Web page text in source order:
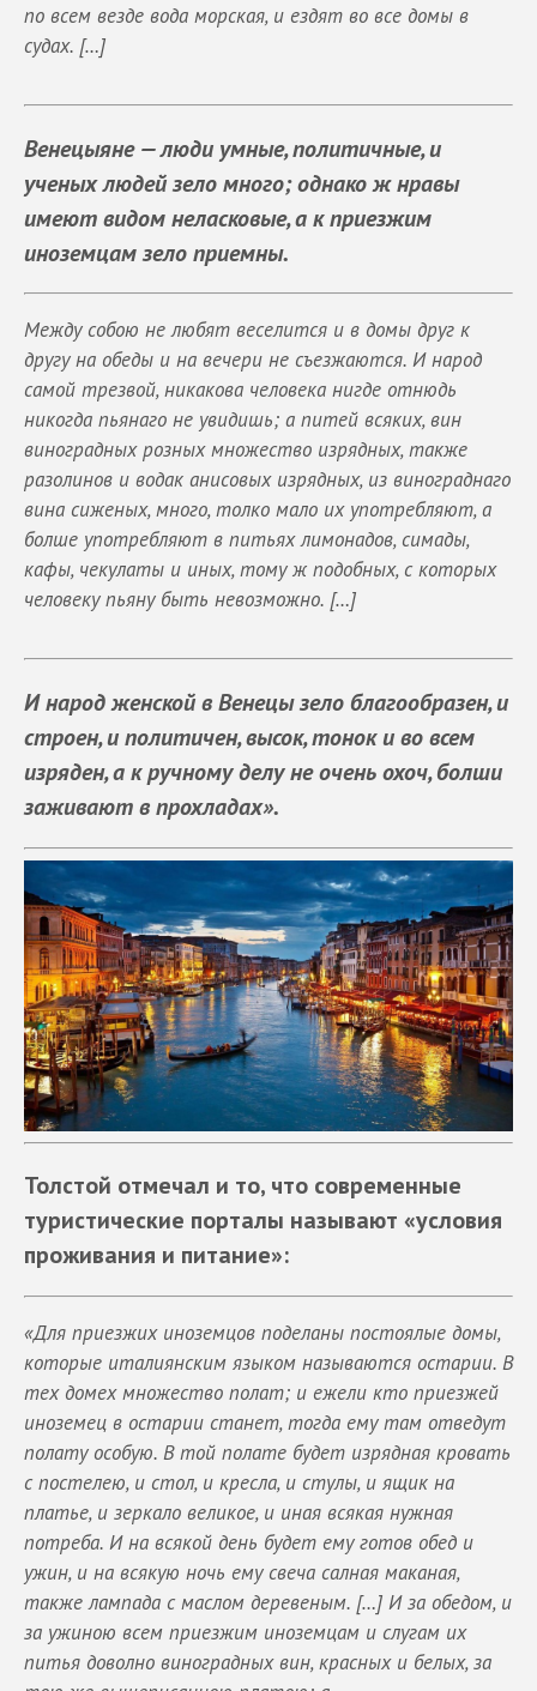
по всем везде вода морская, и ездят во все домы в
судах. […]
Венецыяне — люди умные, политичные, и
ученых людей зело много; однако ж нравы
имеют видом неласковые, а к приезжим
иноземцам зело приемны.
Между собою не любят веселится и в домы друг к
другу на обеды и на вечери не съезжаются. И народ
самой трезвой, никакова человека нигде отнюдь
никогда пьянаго не увидишь; а питей всяких, вин
виноградных розных множество изрядных, также
разолинов и водак анисовых изрядных, из винограднаго
вина сиженых, много, толко мало их употребляют, а
болше употребляют в питьях лимонадов, симады,
кафы, чекулаты и иных, тому ж подобных, с которых
человеку пьяну быть невозможно. […]
И народ женской в Венецы зело благообразен, и
строен, и политичен, высок, тонок и во всем
изряден, а к ручному делу не очень охоч, болши
заживают в прохладах».
Толстой отмечал и то, что современные
туристические порталы называют «условия
проживания и питание»:
«Для приезжих иноземцов поделаны постоялые домы,
которые италиянским языком называются остарии. В
тех домех множество полат; и ежели кто приезжей
иноземец в остарии станет, тогда ему там отведут
полату особую. В той полате будет изрядная кровать
с постелею, и стол, и кресла, и стулы, и ящик на
платье, и зеркало великое, и иная всякая нужная
потреба. И на всякой день будет ему готов обед и
ужин, и на всякую ночь ему свеча салная маканая,
также лампада с маслом деревеным. […] И за обедом, и
за ужиною всем приезжим иноземцам и слугам их
питья доволно виноградных вин, красных и белых, за